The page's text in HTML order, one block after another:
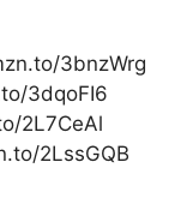
3bnzWrg
3dqoFI6
2L7CeAl
2LssGQB